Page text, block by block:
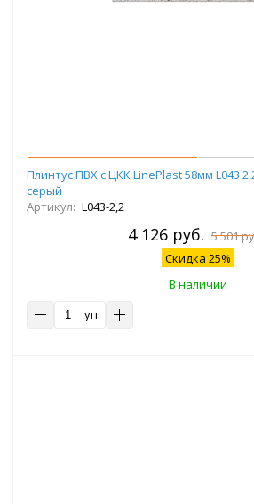
Плинтус ПВХ с ЦКК LinePlast 58мм L043
серый
Артикул: L043-2,2
4 126 руб. 5 501
Скидка 25%
В наличии
уп.